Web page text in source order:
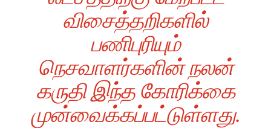
விசைத்தறிகளில்
பணிபுரியும்
நெசவாளர்களின் நலன்
கருதி இந்த கோரிக்கை
முன்வைக்கப்பட்டுள்ளது.